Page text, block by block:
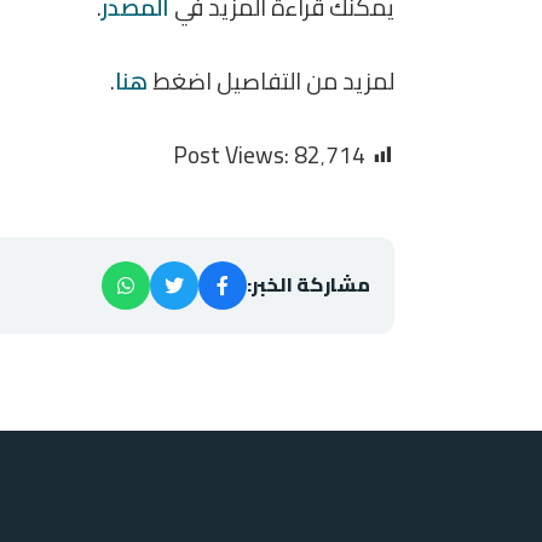
لمزيد من التفاصيل اضغطهنا.
Post Views:82٬714
مشاركة الخبر: